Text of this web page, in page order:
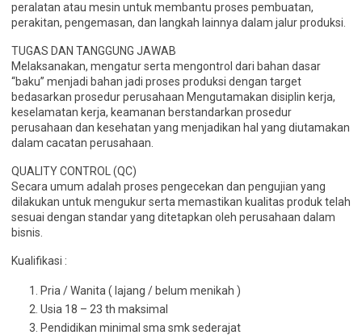
peralatan atau mesin untuk membantu proses pembuatan,
perakitan, pengemasan, dan langkah lainnya dalam jalur produksi.
TUGAS DAN TANGGUNG JAWAB
Melaksanakan, mengatur serta mengontrol dari bahan dasar
“baku” menjadi bahan jadi proses produksi dengan target
bedasarkan prosedur perusahaan Mengutamakan disiplin kerja,
keselamatan kerja, keamanan berstandarkan prosedur
perusahaan dan kesehatan yang menjadikan hal yang diutamakan
dalam cacatan perusahaan.
QUALITY CONTROL (QC)
Secara umum adalah proses pengecekan dan pengujian yang
dilakukan untuk mengukur serta memastikan kualitas produk telah
sesuai dengan standar yang ditetapkan oleh perusahaan dalam
bisnis.
Kualifikasi :
Pria / Wanita ( lajang / belum menikah )
Usia 18 – 23 th maksimal
Pendidikan minimal sma smk sederajat